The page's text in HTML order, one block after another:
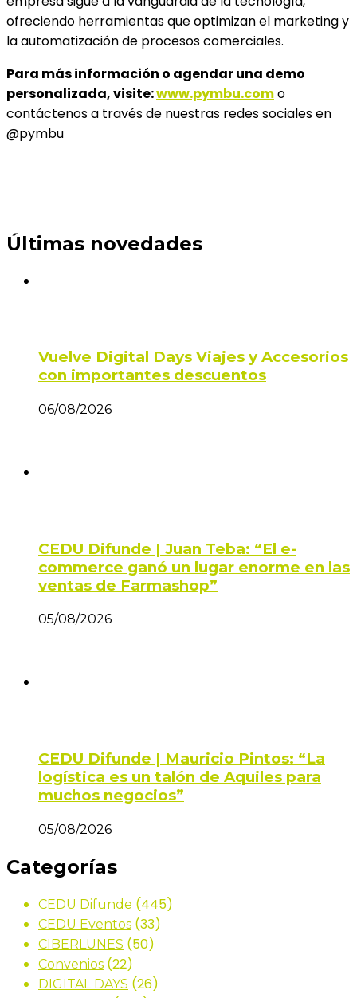
ofreciendo herramientas que optimizan el marketing y
la automatización de procesos comerciales.
Para más información o agendar una demo
personalizada, visite:www.pymbu.como
contáctenos a través de nuestras redes sociales en
@pymbu
Últimas novedades
Vuelve Digital Days Viajes y Accesorios
con importantes descuentos
06/08/2026
CEDU Difunde | Juan Teba: “El e-
commerce ganó un lugar enorme en las
ventas de Farmashop”
05/08/2026
CEDU Difunde | Mauricio Pintos: “La
logística es un talón de Aquiles para
muchos negocios”
05/08/2026
Categorías
CEDU Difunde (445)
CEDU Eventos (33)
CIBERLUNES (50)
Convenios (22)
DIGITAL DAYS (26)